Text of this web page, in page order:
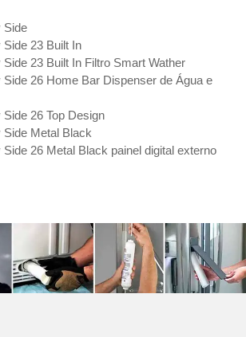
Side
23 Built In
23 Built In Filtro Smart Wather
26 Home Bar Dispenser de Água e
26 Top Design
Metal Black
26 Metal Black painel digital externo